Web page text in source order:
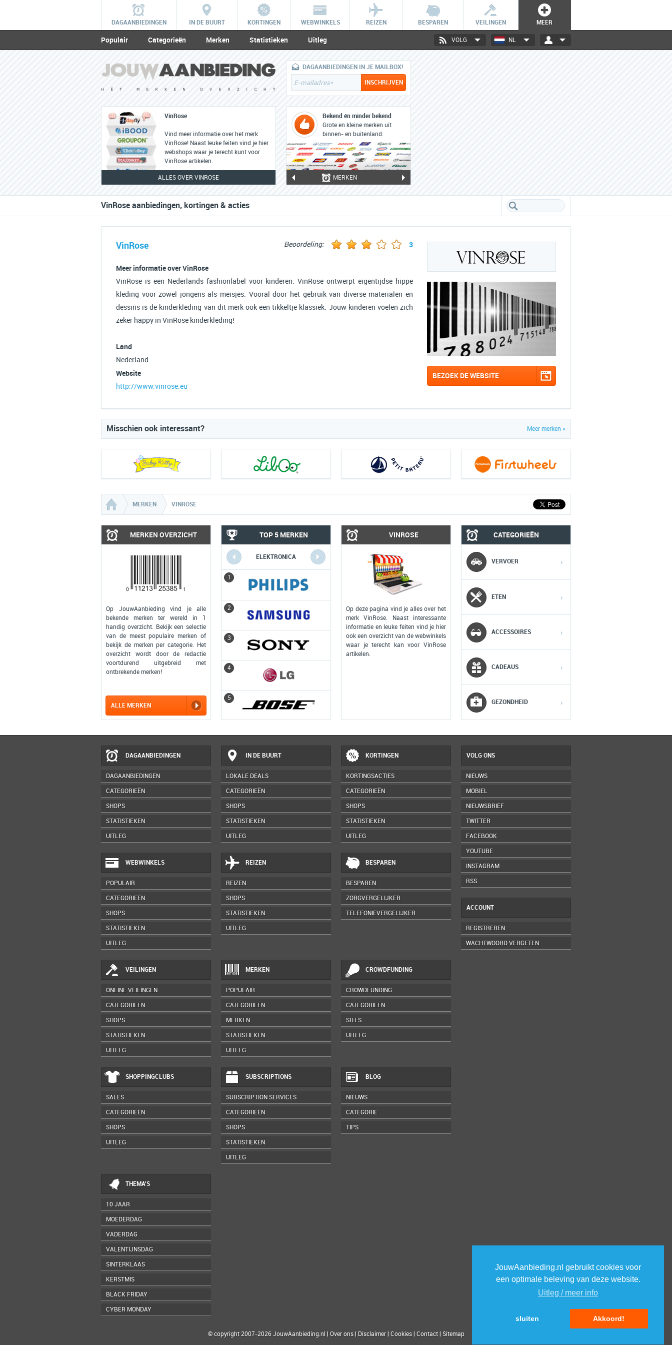
JouwAanbieding.nl gebruikt cookies voor
een optimale beleving van deze website.
Uitleg / meer info
sluiten Akkoord!
DAGAANBIEDINGEN IN DE BUURT KORTINGEN WEBWINKELS REIZEN BESPAREN VEILINGEN MEER
Populair Categorieën Merken Statistieken Uitleg NL
VOLG
VinRose
Vind meer informatie over het merk
VinRose! Naast leuke feiten vind je hier
webshops waar je terecht kunt voor
VinRose artikelen.
ALLES OVER VINROSE
DAGAANBIEDINGEN IN JE MAILBOX!
Bekend én minder bekend
Grote en kleine merken uit
binnen- en buitenland.
MERKEN
VinRose aanbiedingen, kortingen & acties
VinRose Beoordeling: 3
Meer informatie over VinRose
VinRose is een Nederlands fashionlabel voor kinderen. VinRose ontwerpt eigentijdse hippe
kleding voor zowel jongens als meisjes. Vooral door het gebruik van diverse materialen en
dessins is de kinderkleding van dit merk ook een tikkeltje klassiek. Jouw kinderen voelen zich
zeker happy in VinRose kinderkleding!
Land
Nederland
Website
http://www.vinrose.eu
BEZOEK DE WEBSITE
Meer merken »
Misschien ook interessant?
MERKEN VINROSE
MERKEN OVERZICHT
Op JouwAanbieding vind je alle
bekende merken ter wereld in 1
handig overzicht. Bekijk een selectie
van de meest populaire merken of
bekijk de merken per categorie. Het
overzicht wordt door de redactie
voortdurend uitgebreid met
ontbrekende merken!
ALLE MERKEN
TOP 5 MERKEN
ELEKTRONICA
1
2
3
4
5
COMPUTERS MOBIEL
2
3
VINROSE
Op deze pagina vind je alles over het
merk VinRose. Naast interessante
informatie en leuke feiten vind je hier
ook een overzicht van de webwinkels
waar je terecht kan voor VinRose
artikelen.
CATEGORIEËN
VERVOER ›
ETEN ›
ACCESSOIRES ›
CADEAUS ›
GEZONDHEID ›
DAGAANBIEDINGEN
DAGAANBIEDINGEN
CATEGORIEËN
SHOPS
STATISTIEKEN
UITLEG
IN DE BUURT
LOKALE DEALS
CATEGORIEËN
SHOPS
STATISTIEKEN
UITLEG
KORTINGEN
KORTINGSACTIES
CATEGORIEËN
SHOPS
STATISTIEKEN
UITLEG
WEBWINKELS
POPULAIR
CATEGORIEËN
SHOPS
STATISTIEKEN
UITLEG
REIZEN
REIZEN
SHOPS
STATISTIEKEN
UITLEG
BESPAREN
BESPAREN
ZORGVERGELIJKER
TELEFONIEVERGELIJKER
VEILINGEN
ONLINE VEILINGEN
CATEGORIEËN
SHOPS
STATISTIEKEN
UITLEG
MERKEN
POPULAIR
CATEGORIEËN
MERKEN
STATISTIEKEN
UITLEG
CROWDFUNDING
CROWDFUNDING
CATEGORIEËN
SITES
UITLEG
SHOPPINGCLUBS
SALES
CATEGORIEËN
SHOPS
UITLEG
SUBSCRIPTIONS
SUBSCRIPTION SERVICES
CATEGORIEËN
SHOPS
STATISTIEKEN
UITLEG
BLOG
NIEUWS
CATEGORIE
TIPS
THEMA'S
10 JAAR
MOEDERDAG
VADERDAG
VALENTIJNSDAG
SINTERKLAAS
KERSTMIS
BLACK FRIDAY
CYBER MONDAY
VOLG ONS
NIEUWS
MOBIEL
NIEUWSBRIEF
TWITTER
FACEBOOK
YOUTUBE
INSTAGRAM
RSS
ACCOUNT
REGISTREREN
WACHTWOORD VERGETEN
© copyright 2007-2026 JouwAanbieding.nl | Over ons| Disclaimer|Cookies| Contact| Sitemap